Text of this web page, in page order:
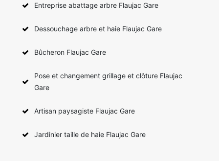
Entreprise abattage arbre Flaujac Gare
Dessouchage arbre et haie Flaujac Gare
Bûcheron Flaujac Gare
Pose et changement grillage et clôture Flaujac
Gare
Artisan paysagiste Flaujac Gare
Jardinier taille de haie Flaujac Gare